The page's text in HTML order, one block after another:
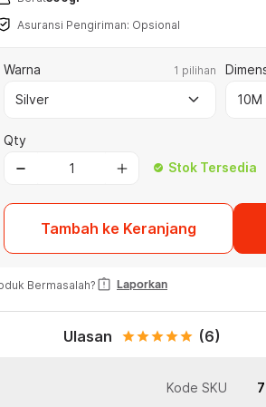
Asuransi Pengiriman: Opsional
Warna 1 pilihan
Silver keyboard_arrow_down 10M
Qty
check_circle Stok Tersedia
Tambah ke Keranjang
Bermasalah?assignment_late Laporkan
Ulasan starstarstarstarstar (6)
Kode SKU